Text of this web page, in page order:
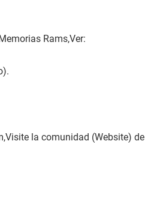
Rams,Ver:
la comunidad (Website) de